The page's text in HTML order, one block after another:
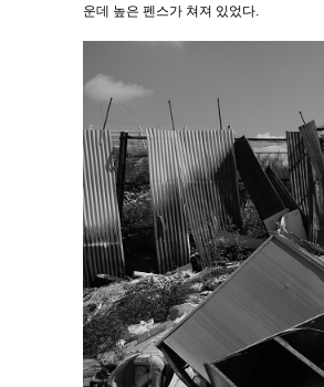
운데 높은 펜스가 쳐져 있었다.